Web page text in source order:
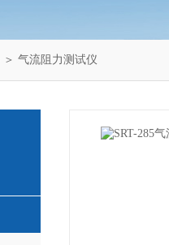
＞ 气流阻力测试仪